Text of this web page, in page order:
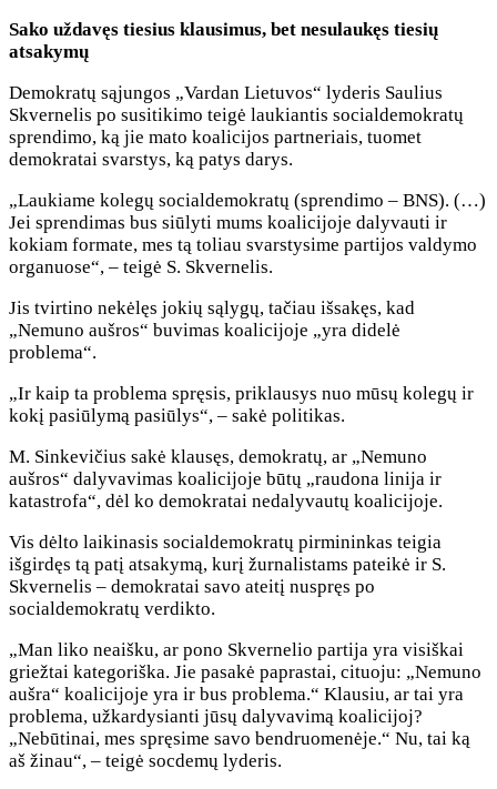
Sako uždavęs tiesius klausimus, bet nesulaukęs tiesių
atsakymų
Demokratų sąjungos „Vardan Lietuvos“ lyderis Saulius
Skvernelis po susitikimo teigė laukiantis socialdemokratų
sprendimo, ką jie mato koalicijos partneriais, tuomet
demokratai svarstys, ką patys darys.
„Laukiame kolegų socialdemokratų (sprendimo – BNS). (…)
Jei sprendimas bus siūlyti mums koalicijoje dalyvauti ir
kokiam formate, mes tą toliau svarstysime partijos valdymo
organuose“, – teigė S. Skvernelis.
Jis tvirtino nekėlęs jokių sąlygų, tačiau išsakęs, kad
„Nemuno aušros“ buvimas koalicijoje „yra didelė
problema“.
„Ir kaip ta problema spręsis, priklausys nuo mūsų kolegų ir
kokį pasiūlymą pasiūlys“, – sakė politikas.
M. Sinkevičius sakė klausęs, demokratų, ar „Nemuno
aušros“ dalyvavimas koalicijoje būtų „raudona linija ir
katastrofa“, dėl ko demokratai nedalyvautų koalicijoje.
Vis dėlto laikinasis socialdemokratų pirmininkas teigia
išgirdęs tą patį atsakymą, kurį žurnalistams pateikė ir S.
Skvernelis – demokratai savo ateitį nuspręs po
socialdemokratų verdikto.
„Man liko neaišku, ar pono Skvernelio partija yra visiškai
griežtai kategoriška. Jie pasakė paprastai, cituoju: „Nemuno
aušra“ koalicijoje yra ir bus problema.“ Klausiu, ar tai yra
problema, užkardysianti jūsų dalyvavimą koalicijoj?
„Nebūtinai, mes spręsime savo bendruomenėje.“ Nu, tai ką
aš žinau“, – teigė socdemų lyderis.